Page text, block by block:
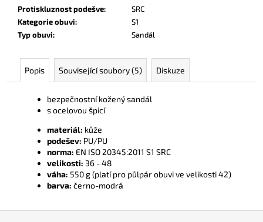
Protiskluznost podešve:
SRC
Kategorie obuvi:
S1
Typ obuvi: Sandál
Popis Související soubory (5) Diskuze
bezpečnostní kožený sandál
s ocelovou špicí
materiál: kůže
podešev: PU/PU
norma: EN ISO 20345:2011 S1 SRC
velikosti: 36 - 48
váha: 550 g (platí pro půlpár obuvi ve velikosti 42)
barva: černo-modrá